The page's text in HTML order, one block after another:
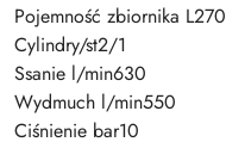
Pojemność zbiornika L270
Cylindry/st2/1
Ssanie l/min630
Wydmuch l/min550
Ciśnienie bar10